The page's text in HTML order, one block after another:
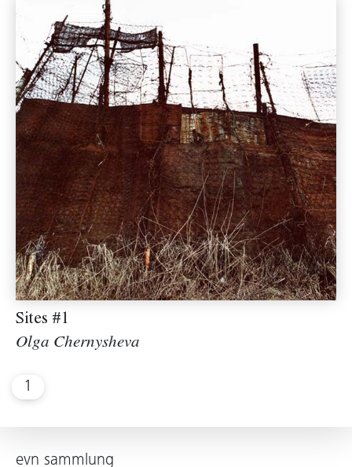
Sites #1
Olga Chernysheva
1
evn sammlung